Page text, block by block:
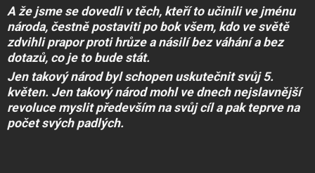
A že jsme se dovedli v těch, kteří to učinili ve jménu
národa, čestně postaviti po bok všem, kdo ve světě
zdvihli prapor proti hrůze a násilí bez váhání a bez
dotazů, co je to bude stát.
Jen takový národ byl schopen uskutečnit svůj 5.
květen. Jen takový národ mohl ve dnech nejslavnější
revoluce myslit především na svůj cíl a pak teprve na
počet svých padlých.